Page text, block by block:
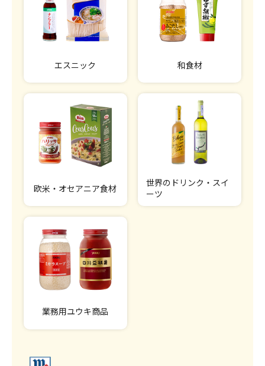
エスニック 和食材
欧米・オセアニア食材
世界のドリンク・スイ
ーツ
業務用ユウキ商品